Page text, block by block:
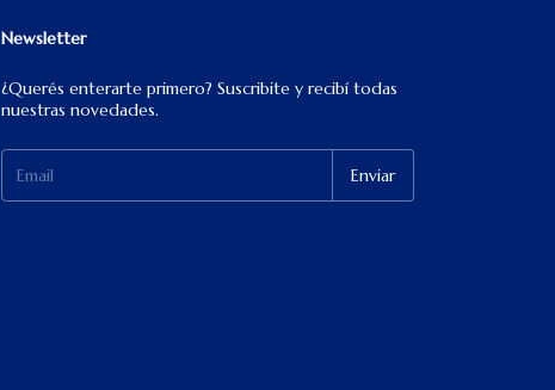
Newsletter
¿Querés enterarte primero? Suscribite y recibí todas
nuestras novedades.